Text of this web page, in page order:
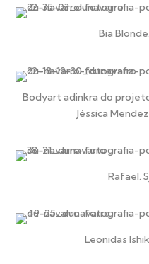
Bia
Bodyart adinkra do
Jéssica
Rafael.
Leonidas